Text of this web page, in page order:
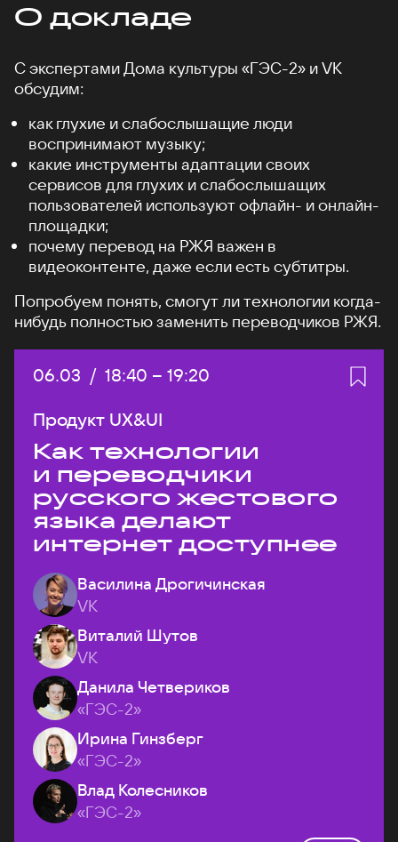
О докладе
С экспертами Дома культуры «ГЭС-2» и VK
обсудим:
как глухие и слабослышащие люди
воспринимают музыку;
какие инструменты адаптации своих
сервисов для глухих и слабослышащих
пользователей используют офлайн- и онлайн-
площадки;
почему перевод на РЖЯ важен в
видеоконтенте, даже если есть субтитры.
Попробуем понять, смогут ли технологии когда-
нибудь полностью заменить переводчиков РЖЯ.
Дата:
06.03 / Начало:
18:40 – Конец:
19:20
Продукт UX&UI
Как технологии
и переводчики
русского жестового
языка делают
интернет доступнее
Василина Дрогичинская
VK
Виталий Шутов
VK
Данила Четвериков
«ГЭС-2»
Ирина Гинзберг
«ГЭС-2»
Влад Колесников
«ГЭС-2»